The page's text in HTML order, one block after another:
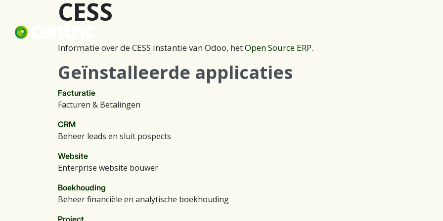
Overslaan naar inhoudCESS
Informatie over de CESS instantie van Odoo, hetOpen Source ERP.
Geïnstalleerde applicaties
Facturatie
Facturen & Betalingen
CRM
Beheer leads en sluit pospects
Website
Enterprise website bouwer
Boekhouding
Beheer financiële en analytische boekhouding
Project